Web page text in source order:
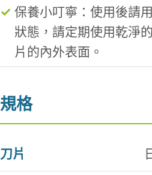
保養小叮寧：使用後請
狀態，請定期使用乾淨
片的內外表面。
規格
刀片